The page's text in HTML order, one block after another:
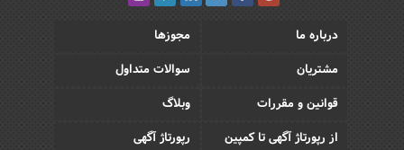
درباره ما
مجوزها
مشتریان
سوالات متداول
قوانین و مقررات
وبلاگ
از رپورتاژ آگهی تا کمپین
رپورتاژ آگهی